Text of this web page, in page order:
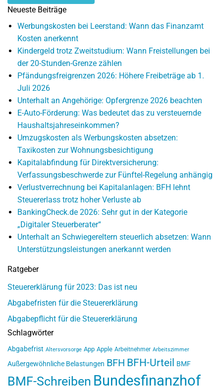
Neueste Beiträge
Werbungskosten bei Leerstand: Wann das Finanzamt
Kosten anerkennt
Kindergeld trotz Zweitstudium: Wann Freistellungen bei
der 20-Stunden-Grenze zählen
Pfändungsfreigrenzen 2026: Höhere Freibeträge ab 1.
Juli 2026
Unterhalt an Angehörige: Opfergrenze 2026 beachten
E-Auto-Förderung: Was bedeutet das zu versteuernde
Haushaltsjahreseinkommen?
Umzugskosten als Werbungskosten absetzen:
Taxikosten zur Wohnungsbesichtigung
Kapitalabfindung für Direktversicherung:
Verfassungsbeschwerde zur Fünftel-Regelung anhängig
Verlustverrechnung bei Kapitalanlagen: BFH lehnt
Steuererlass trotz hoher Verluste ab
BankingCheck.de 2026: Sehr gut in der Kategorie
„Digitaler Steuerberater“
Unterhalt an Schwiegereltern steuerlich absetzen: Wann
Unterstützungsleistungen anerkannt werden
Ratgeber
Steuererklärung für 2023: Das ist neu
Abgabefristen für die Steuererklärung
Abgabepflicht für die Steuererklärung
Schlagwörter
Abgabefrist Altersvorsorge App Apple Arbeitnehmer Arbeitszimmer
Außergewöhnliche Belastungen BFH BFH-Urteil BMF
BMF-Schreiben Bundesfinanzhof